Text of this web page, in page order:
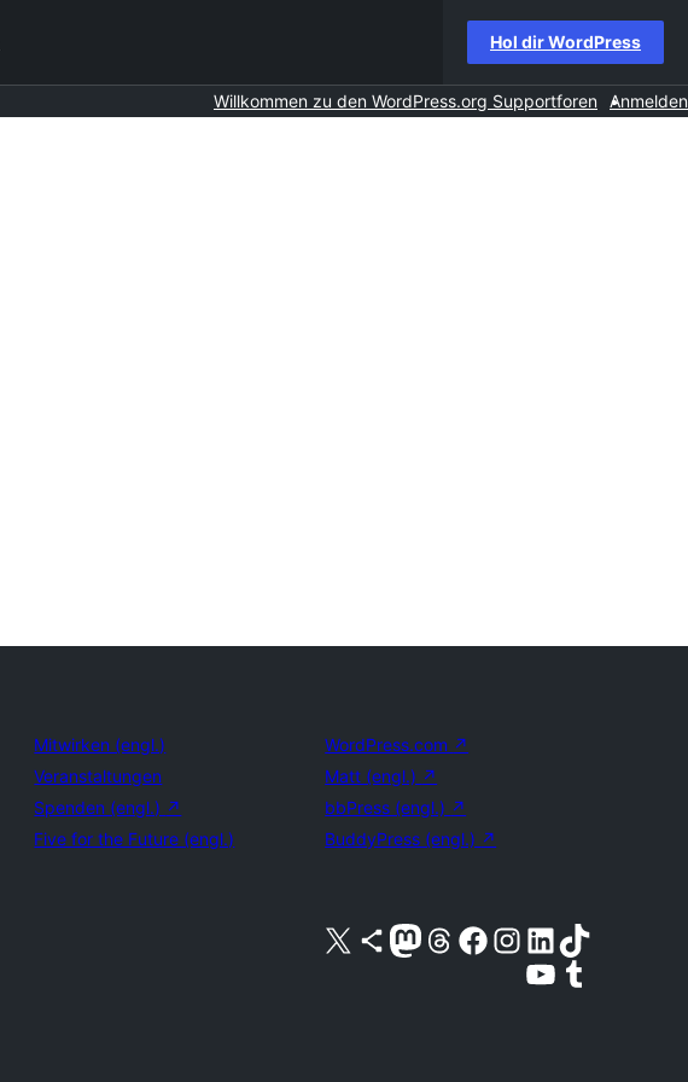
Hol dir WordPress
Willkommen zu den WordPress.org Supportforen Anmelden
Mitwirken (engl.)
Veranstaltungen
Spenden (engl.) ↗
Five for the Future (engl.)
WordPress.com ↗
Matt (engl.) ↗
bbPress (engl.) ↗
BuddyPress (engl.) ↗
Unser X-Konto (früher Twitter) besuchen
Unser Bluesky-Konto besuchen
Unser Mastodon-Konto besuchen
Unser Threads-Konto besuchen
Unsere Facebook-Seite besuchen
Unser Instagram-Konto besuchen
Unser LinkedIn-Konto besuchen
Unser TikTok-Konto
Unseren YouTube-Kanal besuchen
Unser Tumblr-Konto